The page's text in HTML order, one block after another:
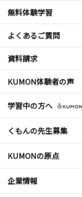
無料体験学習
よくあるご質問
資料請求
KUMON体験者の声
学習中の方へ
くもんの先生募集
KUMONの原点
企業情報